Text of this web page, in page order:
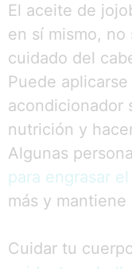
El aceite de
en sí mismo,
cuidado del
Puede
acondicionador
nutrición y
Algunas
para engrasar
más y
Cuidar tu